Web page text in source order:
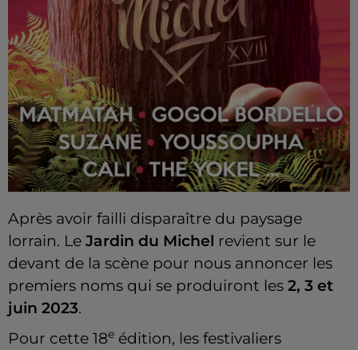
Après avoir failli disparaître du paysage
lorrain. Le Jardin du Michel revient sur le
devant de la scène pour nous annoncer les
premiers noms qui se produiront les 2, 3 et
juin 2023.
Pour cette 18e édition, les festivaliers